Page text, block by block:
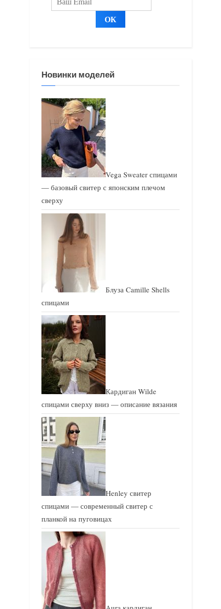
с
Новинки моделей
Vega Sweater спицами
— базовый свитер с японским плечом
сверху
Блуза Camille Shells
спицами
Кардиган Wilde
спицами сверху вниз — описание вязания
Henley свитер
спицами — современный свитер с
планкой на пуговицах